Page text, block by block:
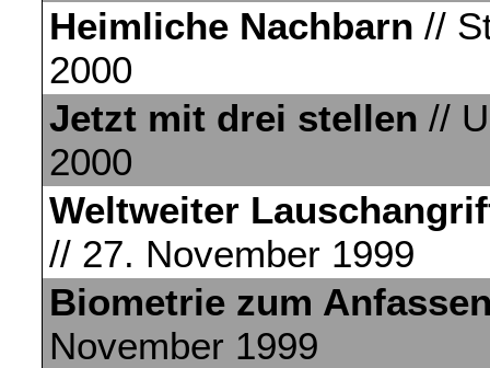
Heimliche Nachbarn //
2000
Jetzt mit drei stellen //
2000
Weltweiter
// 27. November 1999
Biometrie zum
November 1999